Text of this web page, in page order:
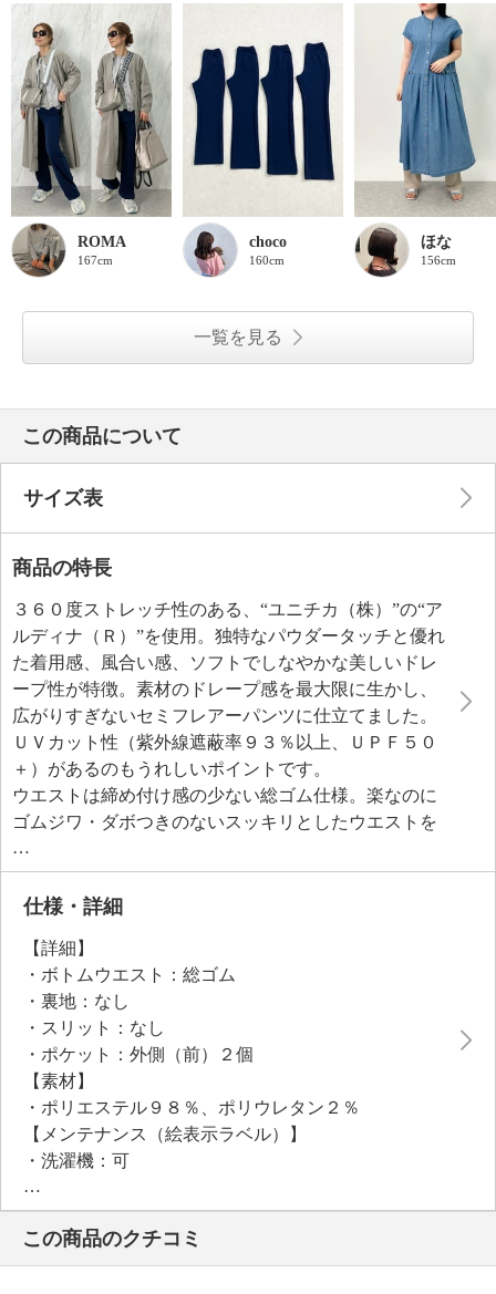
ROMA
167cm
choco
160cm
ほな
156cm
一覧を見る
この商品について
サイズ表
商品の特長
３６０度ストレッチ性のある、“ユニチカ（株）”の“ア
ルディナ（Ｒ）”を使用。独特なパウダータッチと優れ
た着用感、風合い感、ソフトでしなやかな美しいドレ
ープ性が特徴。素材のドレープ感を最大限に生かし、
広がりすぎないセミフレアーパンツに仕立てました。
ＵＶカット性（紫外線遮蔽率９３％以上、ＵＰＦ５０
＋）があるのもうれしいポイントです。
ウエストは締め付け感の少ない総ゴム仕様。楽なのに
ゴムジワ・ダボつきのないスッキリとしたウエストを
実現しました。股上はお腹とヒップをやさしく包み込
む、安心感のあるおへその上に設定。ウエストからヒ
ップは身体の丸みに合わせてゆったりフィットするよ
シルエットに仕上げました。
●目安対応身長：
１６０〜１６５ｃｍ前後
●普段と同じサイズをおすすめ
仕様・詳細
【詳細】
・ボトムウエスト：総ゴム
・裏地：なし
・スリット：なし
・ポケット：外側（前）２個
【素材】
・ポリエステル９８％、ポリウレタン２％
【メンテナンス（絵表示ラベル）】
・洗濯機：可
・漂白処理：塩素系・酸素系漂白不可
・タンブル乾燥：不可
・自然乾燥：日陰の吊り干し
・アイロン仕上げ：可（低温）
この商品のクチコミ